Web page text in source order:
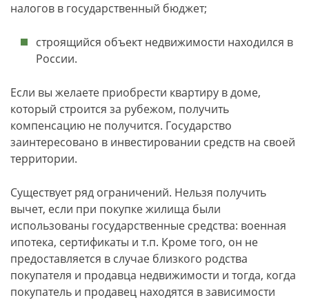
налогов в государственный бюджет;
строящийся объект недвижимости находился в
России.
Если вы желаете приобрести квартиру в доме,
который строится за рубежом, получить
компенсацию не получится. Государство
заинтересовано в инвестировании средств на своей
территории.
Существует ряд ограничений. Нельзя получить
вычет, если при покупке жилища были
использованы государственные средства: военная
ипотека, сертификаты и т.п. Кроме того, он не
предоставляется в случае близкого родства
покупателя и продавца недвижимости и тогда, когда
покупатель и продавец находятся в зависимости